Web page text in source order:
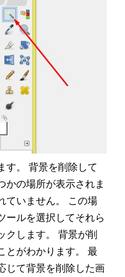
す。 背景を削除して
かの場所が表示されま
ていません。 この場
ールを選択してそれら
クします。 背景が削
とがわかります。 最
じて背景を削除した画